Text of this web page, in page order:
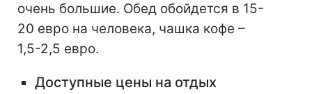
очень большие. Обед обойдется в 15-
20 евро на человека, чашка кофе –
1,5-2,5 евро.
Доступные цены на отдых